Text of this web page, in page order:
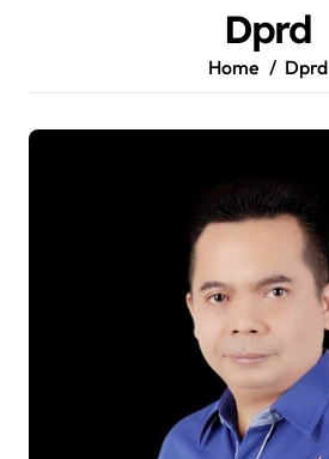
Dprd
Home Dprd